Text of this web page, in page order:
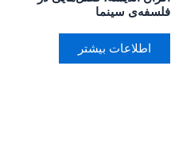
فلسفه‌ی سینما
اطلاعات بیشتر